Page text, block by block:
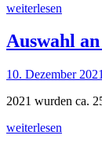
weiterlesen
Auswahl
10. Dezember 2021
2021 wurden ca.
weiterlesen